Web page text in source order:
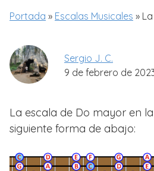
Portada » Escalas Musicales »
Sergio J. C.
9 de febrero de
La escala de Do mayor en
siguiente forma de abajo: